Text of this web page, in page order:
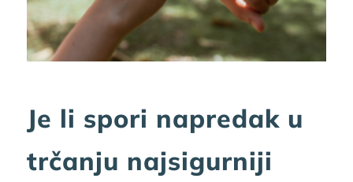
Je li spori napredak u
trčanju najsigurniji